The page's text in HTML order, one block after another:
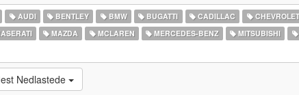
AUDI BENTLEY BMW BUGATTI CADILLAC CHEVROLET
MAZDA MCLAREN MERCEDES-BENZ MITSUBISHI
Nedlastede